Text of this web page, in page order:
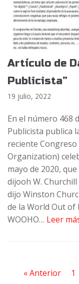
Artículo de
Publicista”
19 julio, 2022
En el número 468
Publicista publica
reciente
Organization)
mayo de 2020,
dijooh W.
dijo Winston
de la World Out
WOOHO… Leer
« Anterior 1